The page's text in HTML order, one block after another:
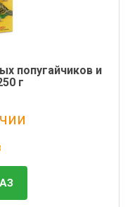
попугайчиков и
г